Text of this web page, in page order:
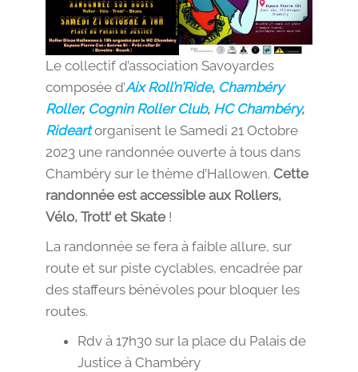
Le collectif d’association Savoyardes
composée d’Aix Roll’n’Ride, Chambéry
Roller, Cognin Roller Club, HC Chambéry,
Rideart organisent le Samedi 21 Octobre
2023 une randonnée ouverte à tous dans
Chambéry sur le thème d’Hallowen. Cette
randonnée est accessible aux Rollers,
Vélo, Trott’ et Skate!
La randonnée se fera à faible allure, sur
route et sur piste cyclables, encadrée par
des staffeurs bénévoles pour bloquer les
routes.
Rdv à 17h30 sur la place du Palais de
Justice à Chambéry